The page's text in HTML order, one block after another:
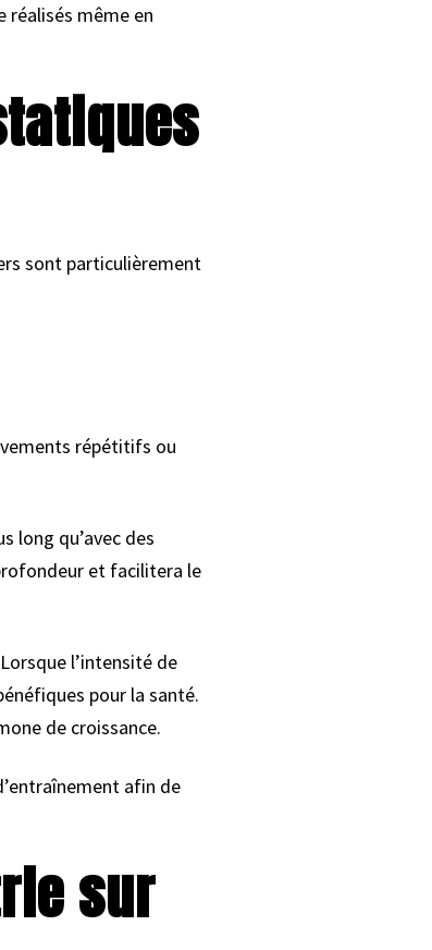
réalisés même en
sont particulièrement
répétitifs ou
long qu’avec des
et facilitera le
l’intensité de
pour la santé.
de croissance.
afin de
sur